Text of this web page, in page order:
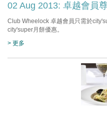
02 Aug 2013: 卓越會員
Club Wheelock 卓越會員只需於
city'super月餅優惠。
> 更多